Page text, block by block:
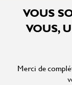
VOUS
VOUS,
Merci de